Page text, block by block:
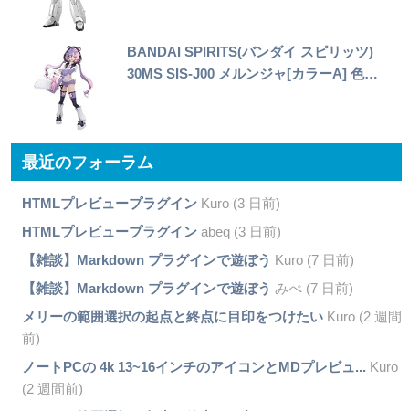
BANDAI SPIRITS(バンダイ スピリッツ)
30MS SIS-J00 メルンジャ[カラーA] 色…
最近のフォーラム
HTMLプレビュープラグインKuro (3 日前)
HTMLプレビュープラグインabeq (3 日前)
【雑談】Markdown プラグインで遊ぼう Kuro (7 日前)
【雑談】Markdown プラグインで遊ぼう みぺ (7 日前)
メリーの範囲選択の起点と終点に目印をつけたいKuro (2 週間
前)
ノートPCの 4k 13~16インチのアイコンとMDプレビュ... Kuro
(2 週間前)